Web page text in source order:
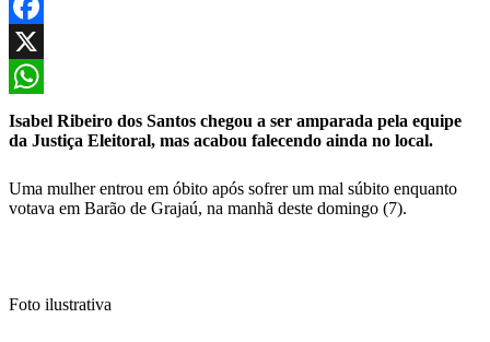
Facebook
X
WhatsApp
Isabel Ribeiro dos Santos chegou a ser amparada pela equipe
da Justiça Eleitoral, mas acabou falecendo ainda no local.
Uma mulher entrou em óbito após sofrer um mal súbito enquanto
votava em Barão de Grajaú, na manhã deste domingo (7).
Foto ilustrativa